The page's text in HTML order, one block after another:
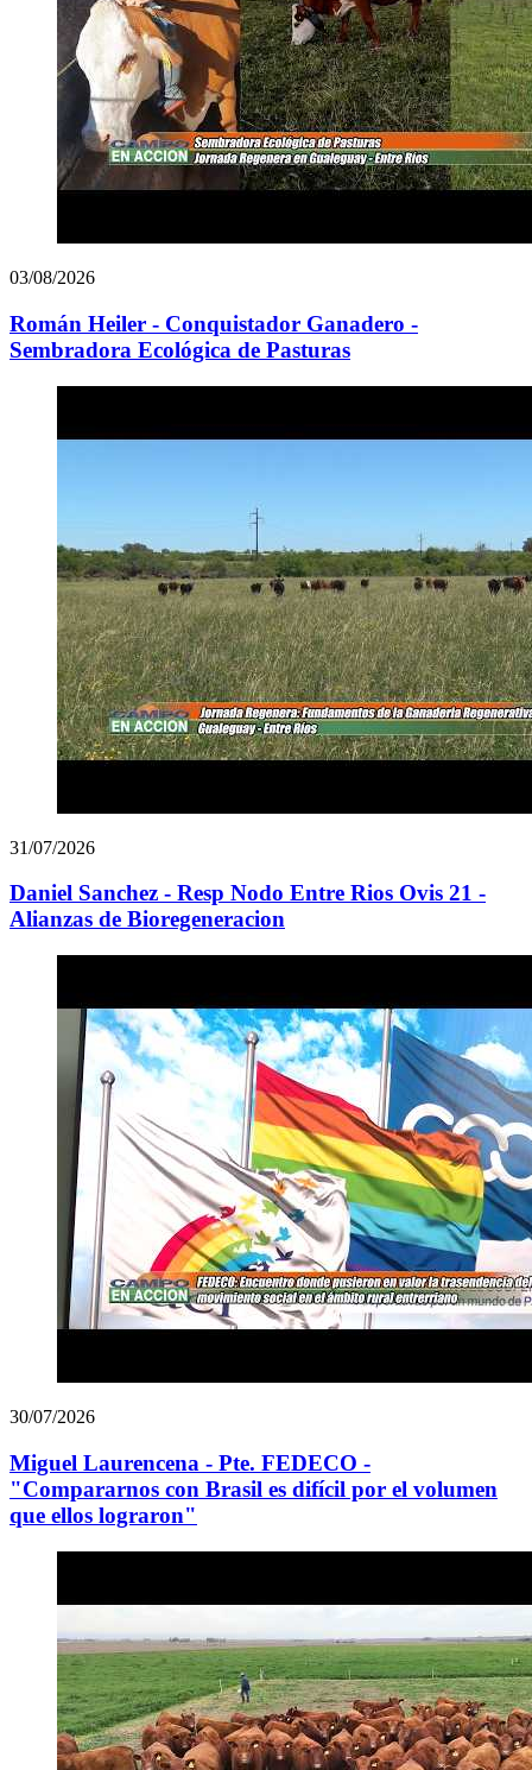
03/08/2026
Román Heiler - Conquistador Ganadero -
Sembradora Ecológica de Pasturas
31/07/2026
Daniel Sanchez - Resp Nodo Entre Rios Ovis 21 -
Alianzas de Bioregeneracion
30/07/2026
Miguel Laurencena - Pte. FEDECO -
"Compararnos con Brasil es difícil por el volumen
que ellos lograron"